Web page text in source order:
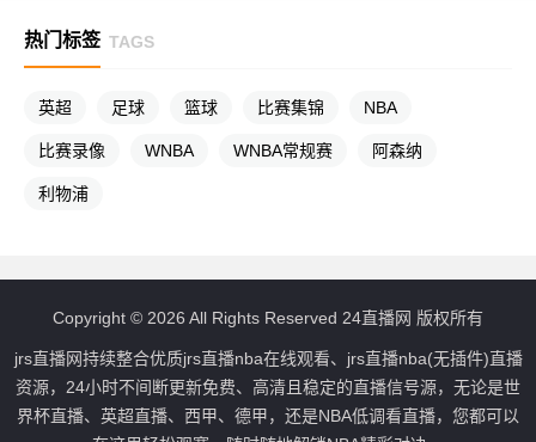
热门标签 TAGS
英超 足球 篮球 比赛集锦 NBA
比赛录像 WNBA WNBA常规赛 阿森纳
利物浦
Copyright © 2026 All Rights Reserved 24直播网 版权所有
jrs直播网持续整合优质jrs直播nba在线观看、jrs直播nba(无插件)直播
资源，24小时不间断更新免费、高清且稳定的直播信号源，无论是世
界杯直播、英超直播、西甲、德甲，还是NBA低调看直播，您都可以